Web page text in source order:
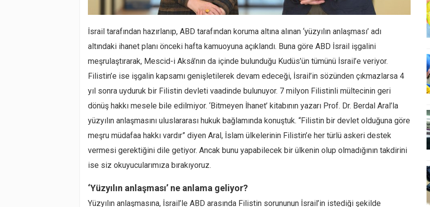
İsrail tarafından hazırlanıp, ABD tarafından koruma altına alınan ‘yüzyılın anlaşması’ adı
altındaki ihanet planı önceki hafta kamuoyuna açıklandı. Buna göre ABD İsrail işgalini
meşrulaştırarak, Mescid-i Aksâ’nın da içinde bulunduğu Kudüs’ün tümünü İsrail’e veriyor.
Filistin’e ise işgalin kapsamı genişletilerek devam edeceği, İsrail’in sözünden çıkmazlarsa 4
yıl sonra uyduruk bir Filistin devleti vaadinde bulunuyor. 7 milyon Filistinli mültecinin geri
dönüş hakkı mesele bile edilmiyor. ‘Bitmeyen İhanet’ kitabının yazarı Prof. Dr. Berdal Aral’la
yüzyılın anlaşmasını uluslararası hukuk bağlamında konuştuk. “Filistin bir devlet olduğuna göre
meşru müdafaa hakkı vardır” diyen Aral, İslam ülkelerinin Filistin’e her türlü askeri destek
vermesi gerektiğini dile getiyor. Ancak bunu yapabilecek bir ülkenin olup olmadığının takdirini
ise siz okuyucularımıza bırakıyoruz.
‘Yüzyılın anlaşması’ ne anlama geliyor?
Yüzyılın anlaşmasına, İsrail’le ABD arasında Filistin sorununun İsrail’in istediği şekilde